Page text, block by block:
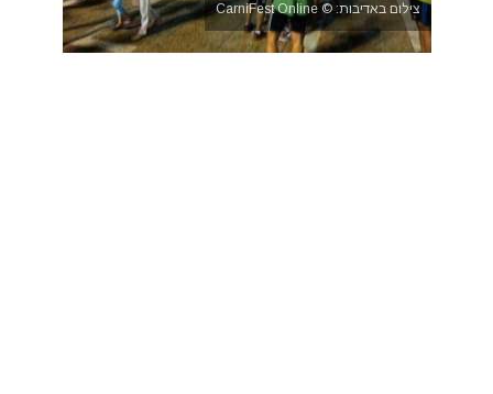
צילום באדיבות: © CarniFest Online